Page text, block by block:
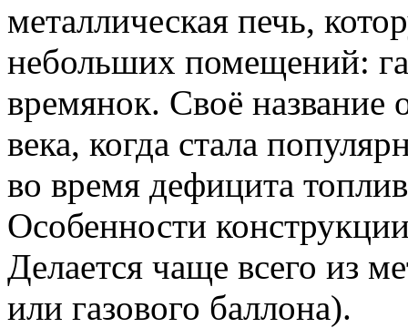
металлическая печь,
небольших помещений:
времянок. Своё название
века, когда стала
во время дефицита
Особенности
Делается чаще всего из
или газового баллона).